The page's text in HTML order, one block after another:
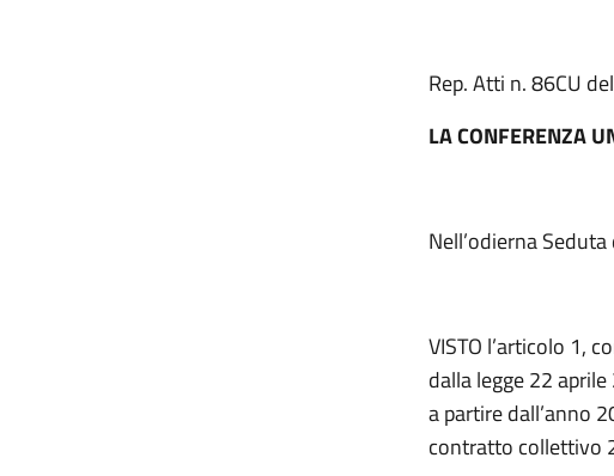
Rep. Atti n. 86CU
LA CONFERENZA
Nell’odierna
VISTO l’articolo 1,
dalla legge 22
a partire dall’anno
contratto collettivo